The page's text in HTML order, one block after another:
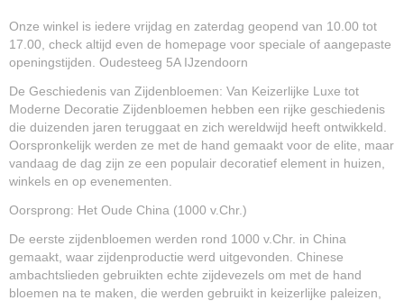
Onze winkel is iedere vrijdag en zaterdag geopend van 10.00 tot
17.00, check altijd even de homepage voor speciale of aangepaste
openingstijden. Oudesteeg 5A IJzendoorn
De Geschiedenis van Zijdenbloemen: Van Keizerlijke Luxe tot
Moderne Decoratie Zijdenbloemen hebben een rijke geschiedenis
die duizenden jaren teruggaat en zich wereldwijd heeft ontwikkeld.
Oorspronkelijk werden ze met de hand gemaakt voor de elite, maar
vandaag de dag zijn ze een populair decoratief element in huizen,
winkels en op evenementen.
Oorsprong: Het Oude China (1000 v.Chr.)
De eerste zijdenbloemen werden rond 1000 v.Chr. in China
gemaakt, waar zijdenproductie werd uitgevonden. Chinese
ambachtslieden gebruikten echte zijdevezels om met de hand
bloemen na te maken, die werden gebruikt in keizerlijke paleizen,